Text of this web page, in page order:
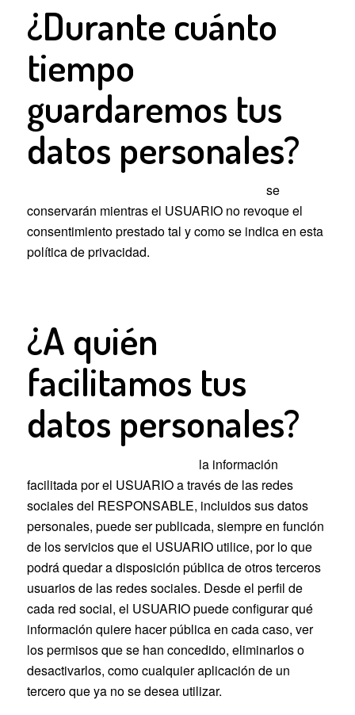
¿Durante cuánto
tiempo
guardaremos tus
datos personales?
se
conservarán mientras el USUARIO no revoque el
consentimiento prestado tal y como se indica en esta
política de privacidad.
¿A quién
facilitamos tus
datos personales?
la información
facilitada por el USUARIO a través de las redes
sociales del RESPONSABLE, incluidos sus datos
personales, puede ser publicada, siempre en función
de los servicios que el USUARIO utilice, por lo que
podrá quedar a disposición pública de otros terceros
usuarios de las redes sociales. Desde el perfil de
cada red social, el USUARIO puede configurar qué
información quiere hacer pública en cada caso, ver
los permisos que se han concedido, eliminarlos o
desactivarlos, como cualquier aplicación de un
tercero que ya no se desea utilizar.